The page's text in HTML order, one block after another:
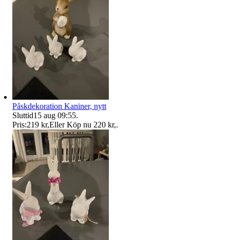
Påskdekoration Kaniner, nytt
Sluttid15 aug 09:55.
Pris:219 kr,Eller Köp nu 220 kr,.